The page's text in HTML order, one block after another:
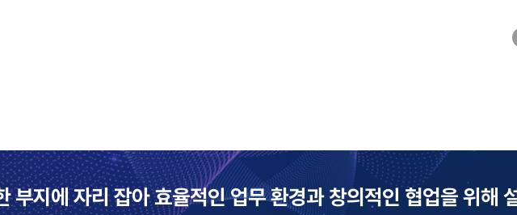
부지에 자리 잡아 효율적인 업무 환경과 창의적인 협업을 위해